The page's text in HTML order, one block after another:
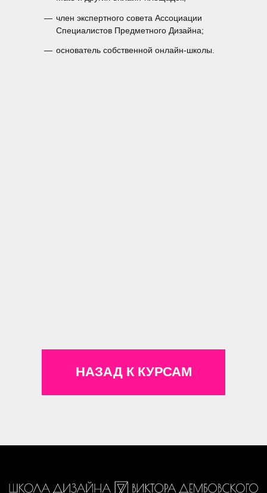
член экспертного совета Ассоциации
Специалистов Предметного Дизайна;
основатель собственной онлайн-школы.
—
—